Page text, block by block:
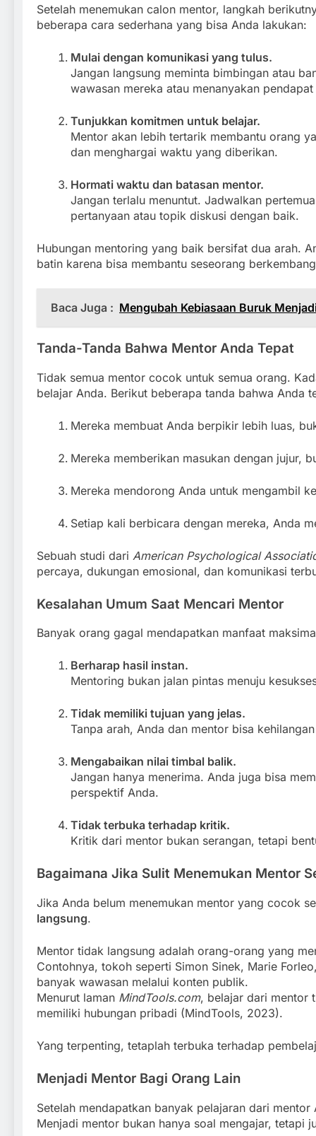
Setelah menemukan calon mentor, langkah
beberapa cara sederhana yang bisa Anda lakukan:
Mulai dengan komunikasi yang tulus.
Jangan langsung meminta bimbingan atau
wawasan mereka atau menanyakan
Tunjukkan komitmen untuk belajar.
Mentor akan lebih tertarik membantu orang
dan menghargai waktu yang diberikan.
Hormati waktu dan batasan mentor.
Jangan terlalu menuntut. Jadwalkan
pertanyaan atau topik diskusi dengan baik.
Hubungan mentoring yang baik bersifat dua arah.
batin karena bisa membantu seseorang
Baca Juga : Mengubah Kebiasaan Buruk
Tanda-Tanda Bahwa Mentor Anda Tepat
Tidak semua mentor cocok untuk semua orang.
belajar Anda. Berikut beberapa tanda bahwa Anda
Mereka membuat Anda berpikir lebih luas,
Mereka memberikan masukan dengan jujur,
Mereka mendorong Anda untuk mengambil
Setiap kali berbicara dengan mereka, Anda
Sebuah studi dari American Psychological
percaya, dukungan emosional, dan komunikasi
Kesalahan Umum Saat Mencari Mentor
Banyak orang gagal mendapatkan manfaat
Berharap hasil instan.
Mentoring bukan jalan pintas menuju
Tidak memiliki tujuan yang jelas.
Tanpa arah, Anda dan mentor bisa
Mengabaikan nilai timbal balik.
Jangan hanya menerima. Anda juga bisa
perspektif Anda.
Tidak terbuka terhadap kritik.
Kritik dari mentor bukan serangan, tetapi
Bagaimana Jika Sulit Menemukan Mentor
Jika Anda belum menemukan mentor yang cocok
langsung.
Mentor tidak langsung adalah orang-orang yang
Contohnya, tokoh seperti Simon Sinek, Marie
banyak wawasan melalui konten publik.
Menurut laman MindTools.com, belajar dari mentor
memiliki hubungan pribadi (MindTools, 2023).
Yang terpenting, tetaplah terbuka terhadap
Menjadi Mentor Bagi Orang Lain
Setelah mendapatkan banyak pelajaran dari
Menjadi mentor bukan hanya soal mengajar, tetapi